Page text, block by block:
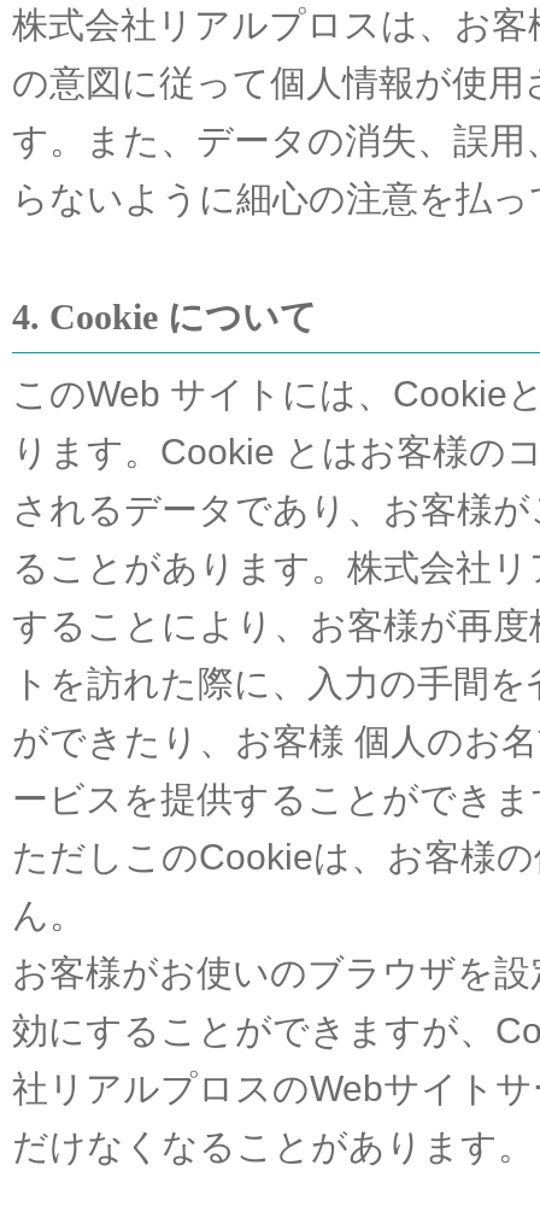
株式会社リアルプロスは、お
の意図に従って個人情報が使
す。また、データの消失、誤
らないように細心の注意を払
4. Cookie について
このWeb サイトには、Cookie
ります。Cookie とはお客様の
されるデータであり、お客様
ることがあります。株式会社
することにより、お客様が再
トを訪れた際に、入力の手間
ができたり、お客様 個人のお
ービスを提供することができま
ただしこのCookieは、お客様
ん。
お客様がお使いのブラウザを
効にすることができますが、
社リアルプロスのWebサイト
だけなくなることがあります。